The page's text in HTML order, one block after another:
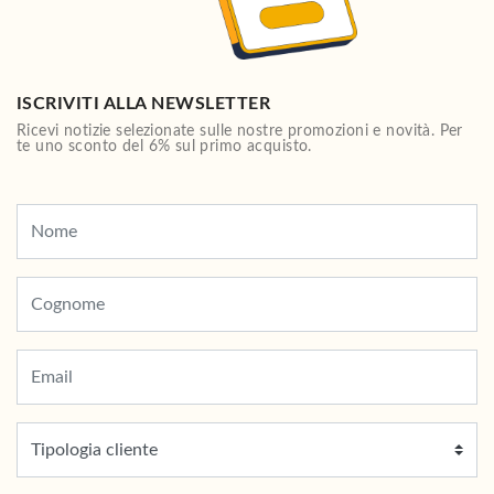
ISCRIVITI ALLA NEWSLETTER
Ricevi notizie selezionate sulle nostre promozioni e novità. Per
te uno sconto del 6% sul primo acquisto.